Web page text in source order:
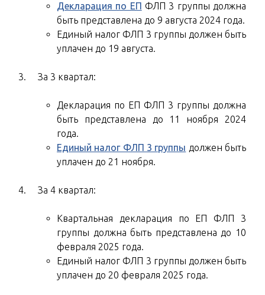
Декларация по ЕП ФЛП 3 группы должна
быть представлена до 9 августа 2024 года.
Единый налог ФЛП 3 группы должен быть
уплачен до 19 августа.
За 3 квартал:
Декларация по ЕП ФЛП 3 группы должна
быть представлена до 11 ноября 2024
года.
Единый налог ФЛП 3 группы должен быть
уплачен до 21 ноября.
За 4 квартал:
Квартальная декларация по ЕП ФЛП 3
группы должна быть представлена до 10
февраля 2025 года.
Единый налог ФЛП 3 группы должен быть
уплачен до 20 февраля 2025 года.